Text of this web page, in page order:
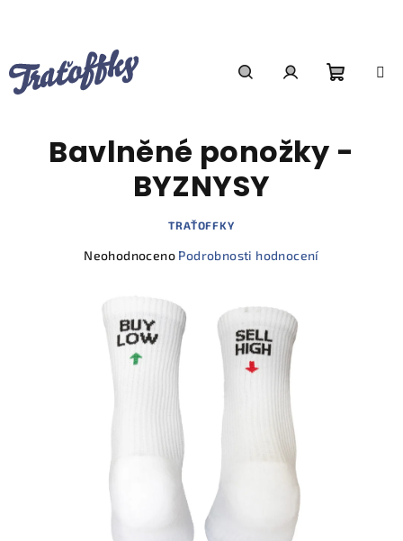
košík
Bavlněné ponožky -
BYZNYSY
TRAŤOFFKY
Neohodnoceno Podrobnosti hodnocení